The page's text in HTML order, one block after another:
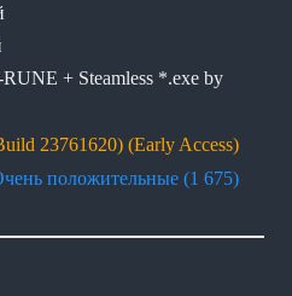
+ Steamless *.exe by
23761620) (Early Access)
положительные (1 675)